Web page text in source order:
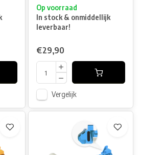
Op voorraad
In stock & onmiddellijk
leverbaar!
€29,90
Vergelijk